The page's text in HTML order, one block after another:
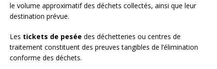
le volume approximatif des déchets collectés, ainsi que leur
destination prévue.
Les tickets de pesée des déchetteries ou centres de
traitement constituent des preuves tangibles de l’élimination
conforme des déchets.